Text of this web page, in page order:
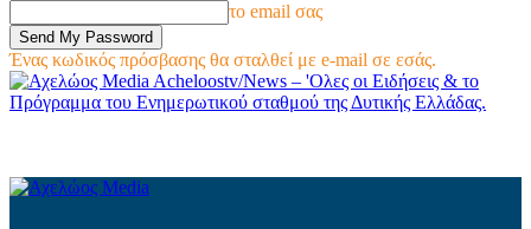
το email σας
Ένας κωδικός πρόσβασης θα σταλθεί με e-mail σε εσάς.
Acheloostv/News – 'Ολες οι Ειδήσεις & το
Πρόγραμμα του Ενημερωτικού σταθμού της Δυτικής Ελλάδας.